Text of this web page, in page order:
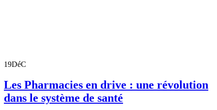
19DéC
Les Pharmacies en drive : une révolution
dans le système de santé